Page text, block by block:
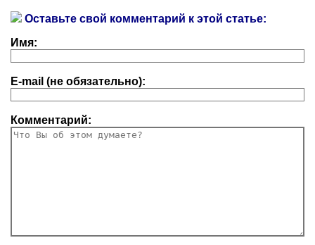
Оставьте свой комментарий к этой статье:
Имя:
E-mail (не обязательно):
Комментарий: